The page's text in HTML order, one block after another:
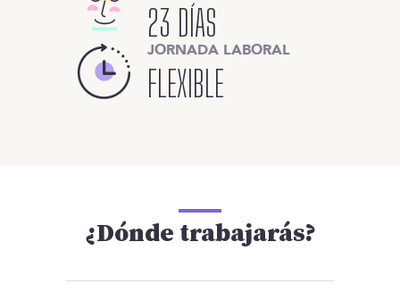
23 DÍAS
JORNADA LABORAL
FLEXIBLE
¿Dónde trabajarás?